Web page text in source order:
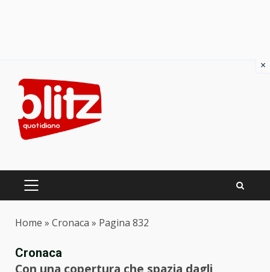
content
PRIMARY
Home » Cronaca » Pagina 832
Cronaca
×